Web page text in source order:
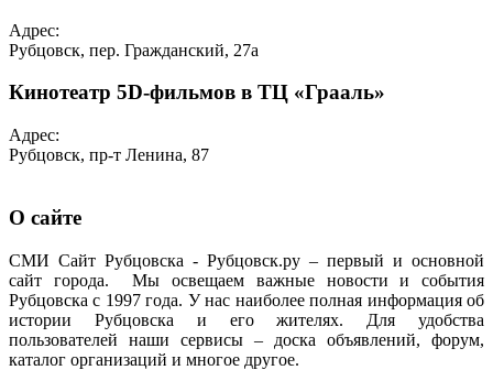
Адрес:
Рубцовск, пер. Гражданский, 27а
Кинотеатр 5D-фильмов в ТЦ «Грааль»
Адрес:
Рубцовск, пр-т Ленина, 87
О сайте
СМИ Сайт Рубцовска - Рубцовск.ру – первый и основной
сайт города. Мы освещаем важные новости и события
Рубцовска с 1997 года. У нас наиболее полная информация об
истории Рубцовска и его жителях. Для удобства
пользователей наши сервисы – доска объявлений, форум,
каталог организаций и многое другое.